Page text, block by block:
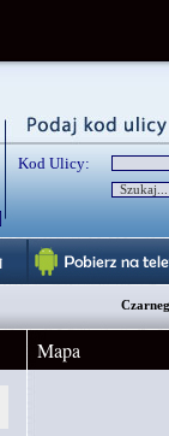
Kod Ulicy:
Mapa